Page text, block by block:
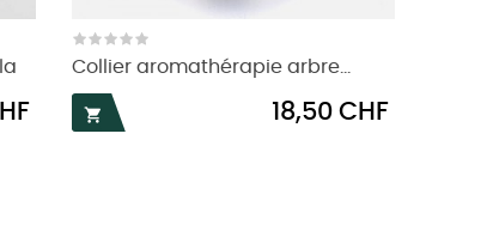
Collier aromathérapie arbre...

Prix
18,50 CHF